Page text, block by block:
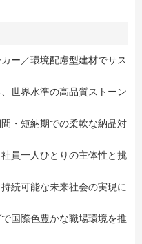
ー／環境配慮型建材でサス
世界水準の高品質ストーン
・短納期での柔軟な納品対
員一人ひとりの主体性と挑
続可能な未来社会の実現に
国際色豊かな職場環境を推